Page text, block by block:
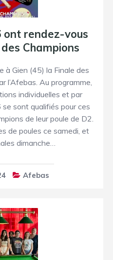
ont rendez-vous
Champions
à Gien (45) la Finale des
l’Afebas. Au programme,
individuelles et par
sont qualifiés pour ces
de leur poule de D2.
de poules ce samedi, et
dimanche…
Afebas